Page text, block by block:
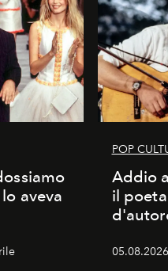
aveva
POP
Addio
il